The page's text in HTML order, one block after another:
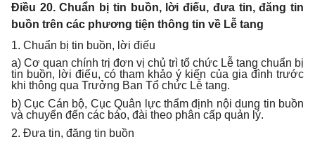
Điều 20. Chuẩn bị tin buồn, lời điếu, đưa tin, đăng tin
buồn trên các phương tiện thông tin về Lễ tang
1. Chuẩn bị tin buồn, lời điếu
a) Cơ quan chính trị đơn vị chủ trì tổ chức Lễ tang chuẩn bị
tin buồn, lời điếu, có tham khảo ý kiến của gia đình trước
khi thông qua Trưởng Ban Tổ chức Lễ tang.
b) Cục Cán bộ, Cục Quân lực thẩm định nội dung tin buồn
và chuyển đến các báo, đài theo phân cấp quản lý.
2. Đưa tin, đăng tin buồn